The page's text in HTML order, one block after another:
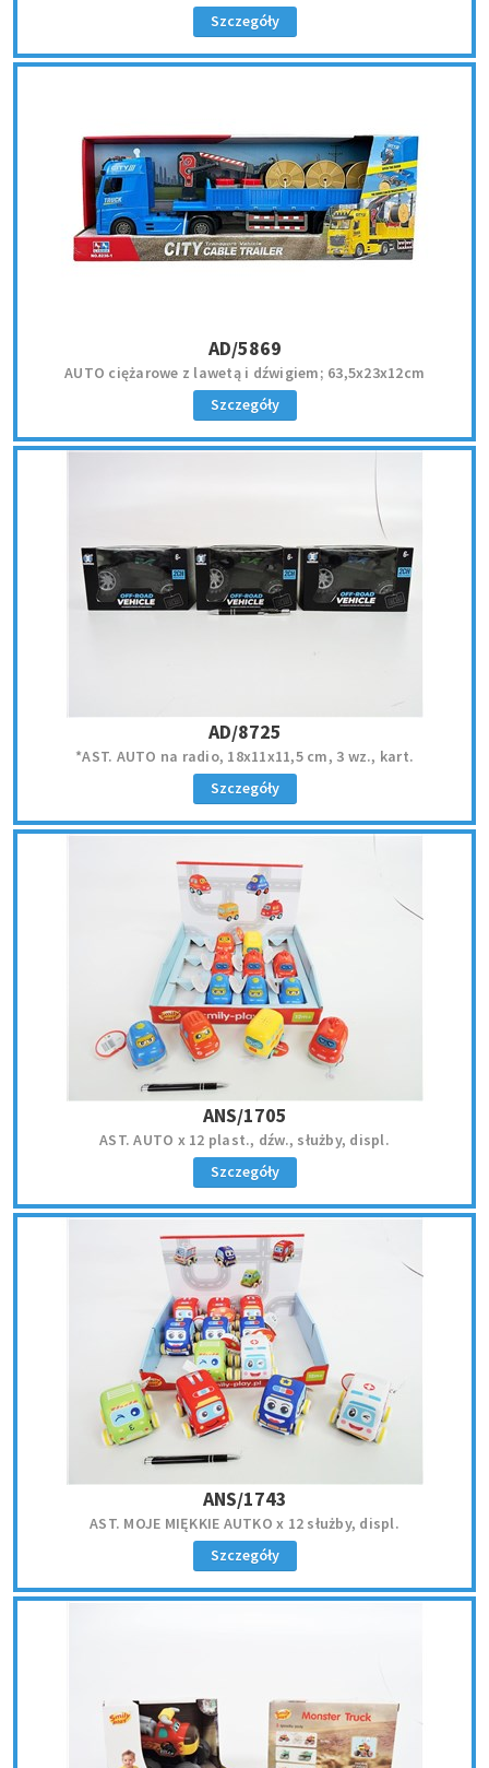
Szczegóły
AD/5869
AUTO ciężarowe z lawetą i dźwigiem; 63,5x23x12cm
Szczegóły
AD/8725
*AST. AUTO na radio, 18x11x11,5 cm, 3 wz., kart.
Szczegóły
ANS/1705
AST. AUTO x 12 plast., dźw., służby, displ.
Szczegóły
ANS/1743
AST. MOJE MIĘKKIE AUTKO x 12 służby, displ.
Szczegóły